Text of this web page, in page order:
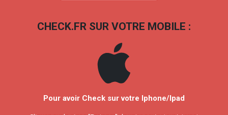
CHECK.FR SUR VOTRE MOBILE :
Pour avoir Check sur votre Iphone/Ipad